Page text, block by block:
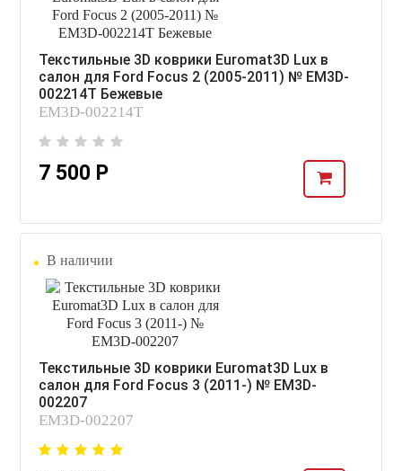
Текстильные 3D коврики Euromat3D Lux в
салон для Ford Focus 2 (2005-2011) № EM3D-
002214T Бежевые
EM3D-002214T
7 500 Р
В наличии
Текстильные 3D коврики Euromat3D Lux в
салон для Ford Focus 3 (2011-) № EM3D-
002207
EM3D-002207